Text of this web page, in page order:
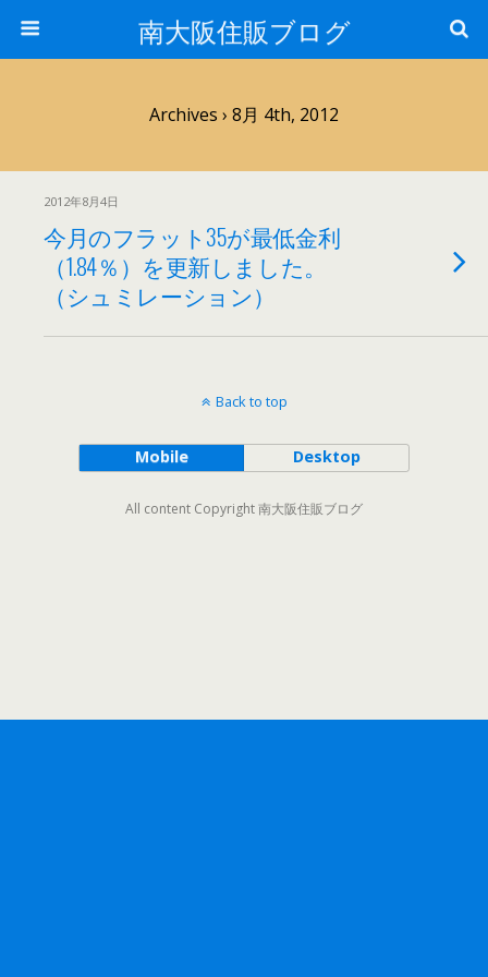
南大阪住販ブログ
Archives › 8月 4th, 2012
2012年8月4日
今月のフラット35が最低金利
（1.84％）を更新しました。
（シュミレーション）
Back to top
Mobile Desktop
All content Copyright 南大阪住販ブログ